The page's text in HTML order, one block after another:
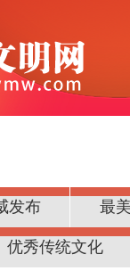
发布 最
优秀传统文化